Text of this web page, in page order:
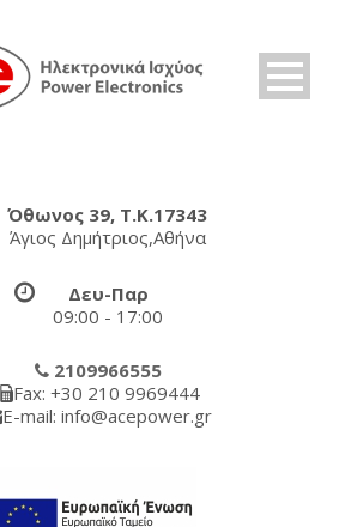
Όθωνος 39, Τ.Κ.17343
Άγιος Δημήτριος,Αθήνα
Δευ-Παρ
09:00 - 17:00
2109966555
Fax: +30 210 9969444
E-mail: info@acepower.gr